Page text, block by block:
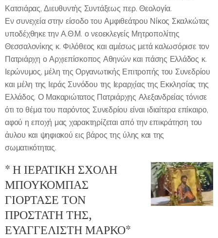
Κατσιάρας, Διευθυντὴς Συντάξεως περ. Θεολογία.
Εν συνεχεία στην είσοδο του Αμφιθεάτρου Νίκος Σκαλκώτας
υποδέχθηκε την Α.Θ.Μ. ο νεοεκλεγείς Μητροπολίτης
Θεσσαλονίκης κ. Φιλόθεος και αμέσως μετά καλωσόρισε τον
Πατριάρχη ο Αρχιεπίσκοπος Αθηνών και πάσης Ελλάδος κ.
Ιερώνυμος, μέλη της Οργανωτικής Επιτροπής του Συνεδρίου
και μέλη της Ιεράς Συνόδου της Ιεραρχίας της Εκκλησίας της
Ελλάδος. Ο Μακαριώτατος Πατριάρχης Αλεξανδρείας τόνισε
ότι το θέμα του παρόντος Συνεδρίου είναι ιδιαίτερα επίκαιρο,
αφού η εποχή μας χαρακτηρίζεται από την επικράτηση του
άυλου και ψηφιακού εις βάρος της ύλης και της
σωματικότητας.
* Η ΙΕΡΑΤΙΚΗ ΣΧΟΛΗ
ΜΠΟΥΚΟΜΠΑΣ
ΓΙΟΡΤΑΣΕ ΤΟΝ
ΠΡΟΣΤΑΤΗ ΤΗΣ,
ΕΥΑΓΓΕΛΙΣΤΗ ΜΑΡΚΟ*